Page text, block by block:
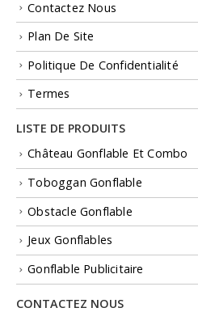
Contactez Nous
Plan De Site
Politique De Confidentialité
Termes
LISTE DE PRODUITS
Château Gonflable Et Combo
Toboggan Gonflable
Obstacle Gonflable
Jeux Gonflables
Gonflable Publicitaire
CONTACTEZ NOUS